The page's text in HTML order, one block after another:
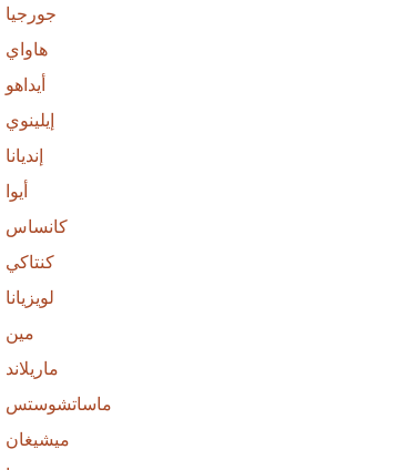
جورجيا
هاواي
أيداهو
إيلينوي
إنديانا
أيوا
كانساس
كنتاكي
لويزيانا
مين
ماريلاند
ماساتشوستس
ميشيغان